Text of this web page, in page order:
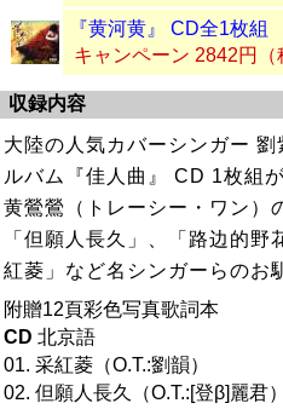
『黄河黄』 CD全1枚組
キャンペーン 2842円（
収録内容
大陸の人気カバーシンガー
ルバム『佳人曲』 CD 1枚組
黄鶯鶯（トレーシー・ワン）
「但願人長久」、「路边的
紅菱」など名シンガーらのお
附贈12頁彩色写真歌詞本
CD 北京語
01. 采紅菱（O.T.:劉韻）
02. 但願人長久（O.T.:[登β]麗君